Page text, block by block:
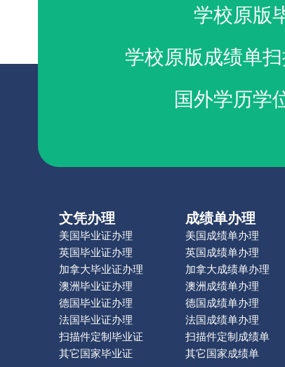
学校原版
学校原版成绩单
国外学历学
文凭办理
美国毕业证办理
英国毕业证办理
加拿大毕业证办理
澳洲毕业证办理
德国毕业证办理
法国毕业证办理
扫描件定制毕业证
其它国家毕业证
成绩单办理
美国成绩单办理
英国成绩单办理
加拿大成绩单办理
澳洲成绩单办理
德国成绩单办理
法国成绩单办理
扫描件定制成绩单
其它国家成绩单